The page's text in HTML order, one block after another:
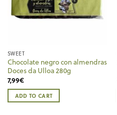
SWEET
Chocolate negro con almendras
Doces da Ulloa 280g
7,99€
ADD TO CART